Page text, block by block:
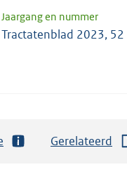
Jaargang en nummer
Tractatenblad 2023, 52
Gerelateerd